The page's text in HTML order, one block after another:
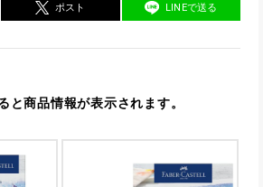
ポスト LINEで送る
と商品情報が表示されます。